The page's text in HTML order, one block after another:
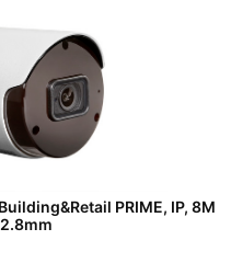
PRIME, IP, 8M